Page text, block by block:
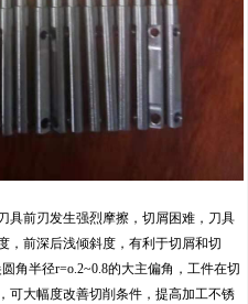
具前刃发生强烈摩擦，切屑困难，刀具
，前深后浅倾斜度，有利于切屑和切
角半径r=o.2~0.8的大主偏角，工件在切
可大幅度改善切削条件，提高加工不锈